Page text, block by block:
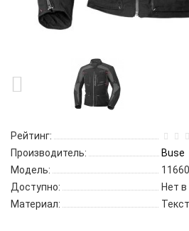
Рейтинг:
Производитель:
Buse
Модель:
Доступно:
Нет
Материал: